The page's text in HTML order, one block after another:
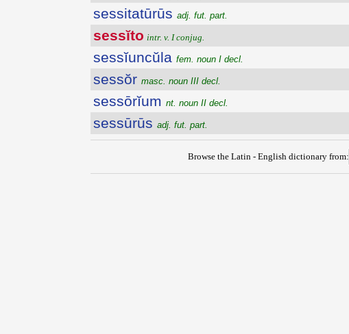
sessitatūrūs adj. fut. part.
sessĭto intr. v. I conjug.
sessĭuncŭla fem. noun I decl.
sessŏr masc. noun III decl.
sessōrĭum nt. noun II decl.
sessūrūs adj. fut. part.
Browse the Latin - English dictionary from: